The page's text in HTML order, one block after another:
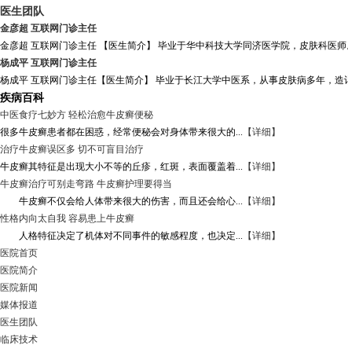
医生团队
金彦超 互联网门诊主任
金彦超 互联网门诊主任 【医生简介】 毕业于华中科技大学同济医学院，皮肤科医
杨成平 互联网门诊主任
杨成平 互联网门诊主任【医生简介】 毕业于长江大学中医系，从事皮肤病多年，
疾病百科
中医食疗七妙方 轻松治愈牛皮癣便秘
很多牛皮癣患者都在困惑，经常便秘会对身体带来很大的... 【详细】
治疗牛皮癣误区多 切不可盲目治疗
牛皮癣其特征是出现大小不等的丘疹，红斑，表面覆盖着... 【详细】
牛皮癣治疗可别走弯路 牛皮癣护理要得当
牛皮癣不仅会给人体带来很大的伤害，而且还会给心... 【详细】
性格内向太自我 容易患上牛皮癣
人格特征决定了机体对不同事件的敏感程度，也决定... 【详细】
医院首页
医院简介
医院新闻
媒体报道
医生团队
临床技术